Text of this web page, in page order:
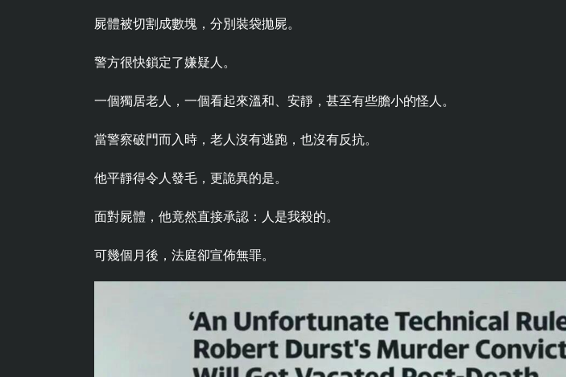
屍體被切割成數塊，分別裝袋拋屍。
警方很快鎖定了嫌疑人。
一個獨居老人，一個看起來溫和、安靜，甚至有些膽小的怪人。
當警察破門而入時，老人沒有逃跑，也沒有反抗。
他平靜得令人發毛，更詭異的是。
面對屍體，他竟然直接承認：人是我殺的。
可幾個月後，法庭卻宣佈無罪。